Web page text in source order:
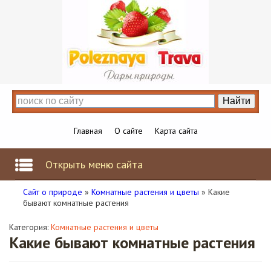
Главная О сайте Карта сайта
Открыть меню сайта
Сайт о природе » Комнатные растения и цветы » Какие
бывают комнатные растения
Категория: Комнатные растения и цветы
Какие бывают комнатные растения